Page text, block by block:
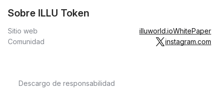
Sobre ILLU Token
Sitio web illuworld.ioWhitePaper
Comunidad
instagram.com
Descargo de responsabilidad